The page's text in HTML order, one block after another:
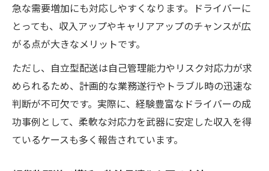
急な需要増加にも対応しやすくなります。ドライバーに
とっても、収入アップやキャリアアップのチャンスが広
がる点が大きなメリットです。
ただし、自立型配送は自己管理能力やリスク対応力が求
められるため、計画的な業務遂行やトラブル時の迅速な
判断が不可欠です。実際に、経験豊富なドライバーの成
功事例として、柔軟な対応力を武器に安定した収入を得
ているケースも多く報告されています。